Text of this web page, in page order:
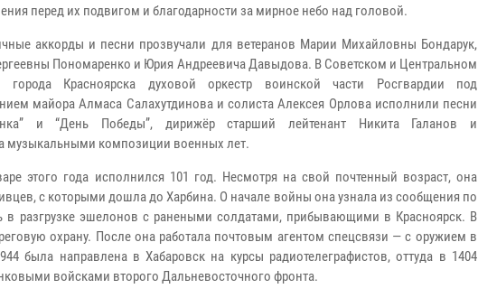
перед их подвигом и благодарности за мирное небо над головой.
аккорды и песни прозвучали для ветеранов Марии Михайловны Бондарук,
Пономаренко и Юрия Андреевича Давыдова. В Советском и Центральном
города Красноярска духовой оркестр воинской части Росгвардии под
майора Алмаса Салахутдинова и солиста Алексея Орлова исполнили песни
и “День Победы”, дирижёр старший лейтенант Никита Галанов и
музыкальными композиции военных лет.
этого года исполнился 101 год. Несмотря на свой почтенный возраст, она
с которыми дошла до Харбина. О начале войны она узнала из сообщения по
в разгрузке эшелонов с ранеными солдатами, прибывающими в Красноярск. В
охрану. После она работала почтовым агентом спецсвязи — с оружием в
была направлена в Хабаровск на курсы радиотелеграфистов, оттуда в 1404
войсками второго Дальневосточного фронта.